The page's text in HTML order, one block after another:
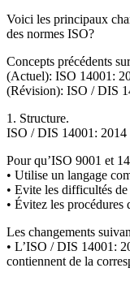
Voici les principaux
des normes ISO?
Concepts précédents
(Actuel): ISO 14001:
(Révision): ISO / DIS
1. Structure.
ISO / DIS 14001: 2014
Pour qu’ISO 9001 et
• Utilise un langage
• Evite les difficultés
• Évitez les
Les changements
• L’ISO / DIS 14001:
contiennent de la